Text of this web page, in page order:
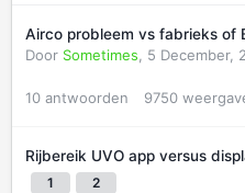
Airco probleem vs fabrieks of
Door Sometimes 5 December,
10 antwoorden 9750
Rijbereik UVO app versus
1 2